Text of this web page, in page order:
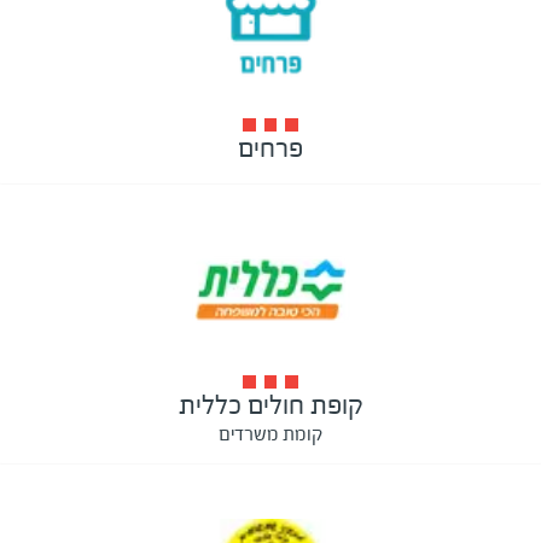
פרחים
קופת חולים כללית
קומת משרדים